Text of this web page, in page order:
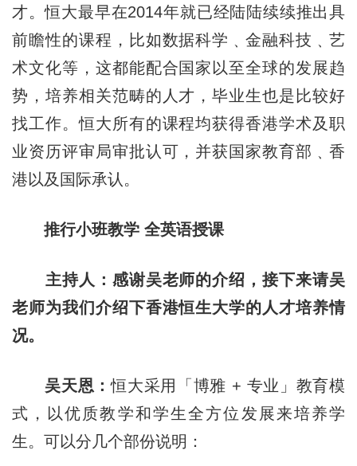
才。恒大最早在2014年就已经陆陆续续推出具
前瞻性的课程，比如数据科学﹑金融科技﹑艺
术文化等，这都能配合国家以至全球的发展趋
势，培养相关范畴的人才，毕业生也是比较好
找工作。恒大所有的课程均获得香港学术及职
业资历评审局审批认可，并获国家教育部﹑香
港以及国际承认。
推行小班教学 全英语授课
主持人：感谢吴老师的介绍，接下来请吴
老师为我们介绍下香港恒生大学的人才培养情
况。
吴天恩：恒大采用「博雅 + 专业」教育模
式，以优质教学和学生全方位发展来培养学
生。可以分几个部份说明：